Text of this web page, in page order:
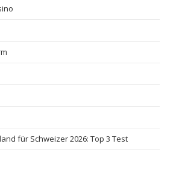
für Schweizer 2026: Top 3 Test